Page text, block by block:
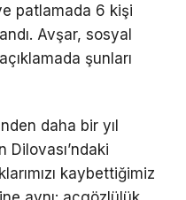
patlamada 6 kişi
Avşar, sosyal
şunları
daha bir yıl
kaybettiğimiz